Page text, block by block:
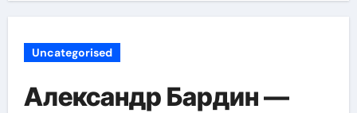
Uncategorised
Александр Бардин —